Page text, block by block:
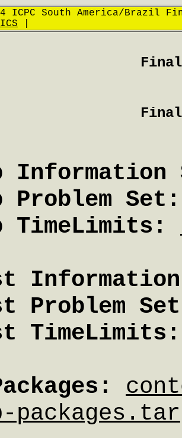
ICPC South America/Brazil
Information
Problem Set:
TimeLimits:
Problem
TimeLimits:
packages.tar